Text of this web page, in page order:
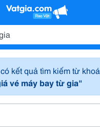
kết quả tìm kiếm từ khoá
vé máy bay từ gia"